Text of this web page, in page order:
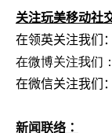
关注玩美移动社
在领英关注我们：
在微博关注我们：
在微信关注我们
新闻联络：